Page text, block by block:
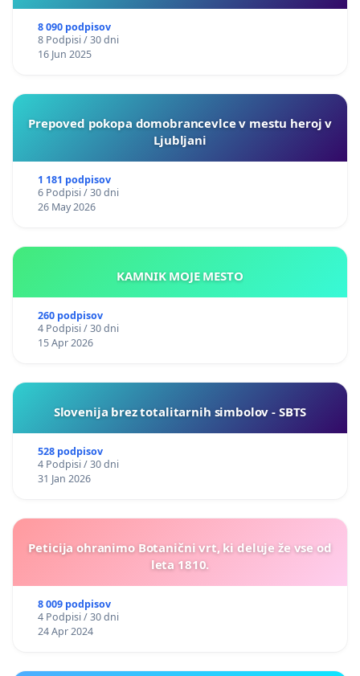
8 090 podpisov
8 Podpisi / 30 dni
16 Jun 2025
Prepoved pokopa domobrancevlce v mestu heroj v
Ljubljani
1 181 podpisov
6 Podpisi / 30 dni
26 May 2026
KAMNIK MOJE MESTO
260 podpisov
4 Podpisi / 30 dni
15 Apr 2026
Slovenija brez totalitarnih simbolov - SBTS
528 podpisov
4 Podpisi / 30 dni
31 Jan 2026
Peticija ohranimo Botanični vrt, ki deluje že vse od
leta 1810.
8 009 podpisov
4 Podpisi / 30 dni
24 Apr 2024